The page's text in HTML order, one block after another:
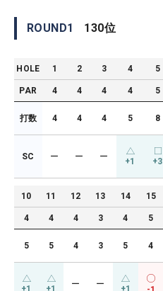
ROUND1 130位
HOLE 1 2 3 4 5
PAR 4 4 4 4 5
打数 4 4 4 5 8
SC ー ー ー +1 +3
10 11 12 13 14 15
4 4 4 3 4 5
5 5 4 3 5 4
ー ー